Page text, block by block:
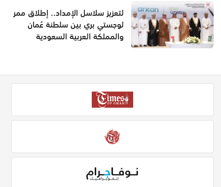
لتعزيز سلاسل الإمداد.. إطلاق ممر
لوجستي بري بين سلطنة عُمان
والمملكة العربية السعودية